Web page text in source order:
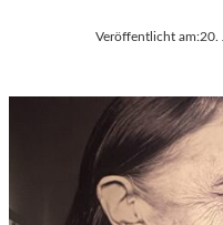
Veröffentlicht am:20.